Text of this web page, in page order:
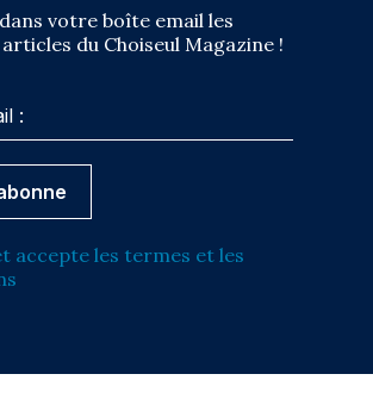
votre boîte email les
du Choiseul Magazine !
accepte les termes et les